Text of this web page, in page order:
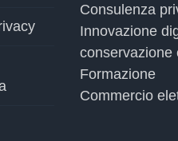
Consulenza
Innovazione
conservazione
Formazione
Commercio